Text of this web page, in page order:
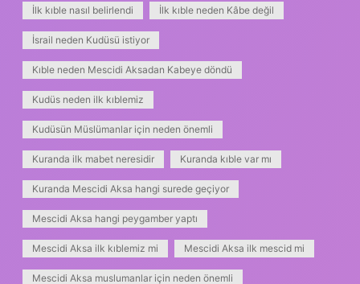
İlk kıble nasıl belirlendi İlk kıble neden Kâbe değil
İsrail neden Kudüsü istiyor
Kıble neden Mescidi Aksadan Kabeye döndü
Kudüs neden ilk kıblemiz
Kudüsün Müslümanlar için neden önemli
Kuranda ilk mabet neresidir Kuranda kıble var mı
Kuranda Mescidi Aksa hangi surede geçiyor
Mescidi Aksa hangi peygamber yaptı
Mescidi Aksa ilk kıblemiz mi Mescidi Aksa ilk mescid mi
Mescidi Aksa muslumanlar için neden önemli